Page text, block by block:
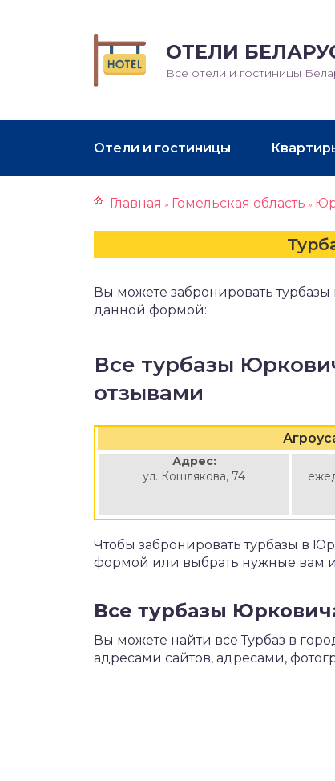
ОТЕЛИ
Все отели и гостиницы
Отели и гостиницы
Главная » Гомельская область »
Вы можете забронировать
данной формой:
Все турбазы
отзывами
Адрес:
ул. Кошлякова, 74
Чтобы забронировать турбазы в
формой или выбрать нужные вам
Все турбазы
Вы можете найти все Турбаз в
адресами сайтов, адресами,